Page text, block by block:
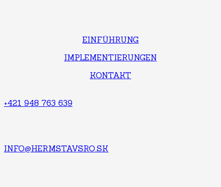
EINFÜHRUNG
IMPLEMENTIERUNGEN
KONTAKT
+421 948 763 639
INFO@HERMSTAVSRO.SK